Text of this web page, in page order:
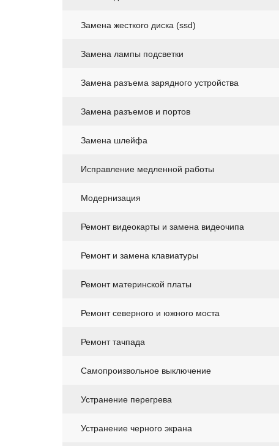
Замена жесткого диска (ssd)
Замена лампы подсветки
Замена разъема зарядного устройства
Замена разъемов и портов
Замена шлейфа
Исправление медленной работы
Модернизация
Ремонт видеокарты и замена видеочипа
Ремонт и замена клавиатуры
Ремонт материнской платы
Ремонт северного и южного моста
Ремонт тачпада
Самопроизвольное выключение
Устранение перегрева
Устранение черного экрана